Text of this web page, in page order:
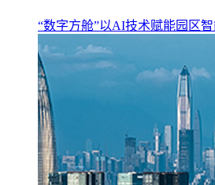
“数字方舱”以AI技术赋能园区智